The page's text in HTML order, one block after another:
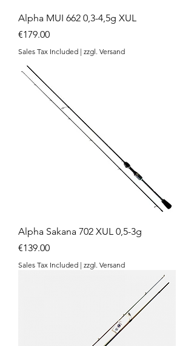
Alpha MUI 662 0,3-4,5g XUL
Price
€179.00
Sales Tax Included | zzgl. Versand
Alpha Sakana 702 XUL 0,5-3g
Price
€139.00
Sales Tax Included | zzgl. Versand